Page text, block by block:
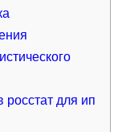
росстат для ип